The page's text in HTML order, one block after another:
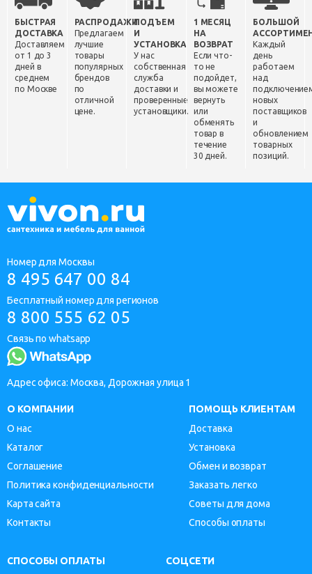
БЫСТРАЯ
ДОСТАВКА
Доставляем
от 1 до 3
дней в
среднем
по Москве
РАСПРОДАЖИ
Предлагаем
лучшие
товары
популярных
брендов
по
отличной
цене.
ПОДЪЕМ
И
УСТАНОВКА
У нас
собственная
служба
доставки и
проверенные
установщики.
1 МЕСЯЦ
НА
ВОЗВРАТ
Если что-
то не
подойдет,
вы можете
вернуть
или
обменять
товар в
течение
30 дней.
БОЛЬШОЙ
Каждый
день
работаем
над
новых
поставщиков
и
обновлением
товарных
позиций.
Номер для Москвы
8 495 647 00 84
Бесплатный номер для регионов
8 800 555 62 05
Связь по whatsapp
Адрес офиса: Москва, Дорожная улица 1
О КОМПАНИИ
О нас
Каталог
Соглашение
Политика конфиденциальности
Карта сайта
Контакты
ПОМОЩЬ КЛИЕНТАМ
Доставка
Установка
Обмен и возврат
Заказать легко
Советы для дома
Способы оплаты
СПОСОБЫ ОПЛАТЫ СОЦСЕТИ